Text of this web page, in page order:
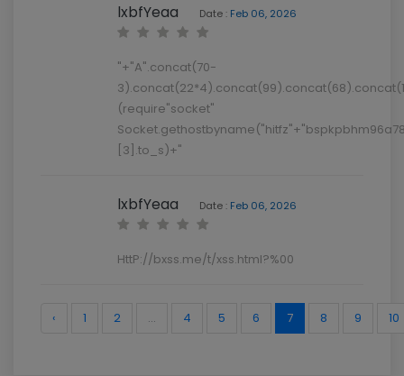
lxbfYeaa Date : Feb 06, 2026
"+"A".concat(70-
(require"socket"
[3].to_s)+"
lxbfYeaa Date : Feb 06, 2026
HttP://bxss.me/t/xss.html?%00
‹ 1 2 ... 4 5 6 7 8 9 10